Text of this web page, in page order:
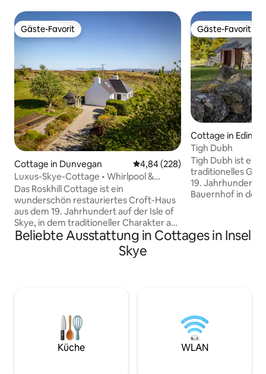
Gäste-Favorit
Gäste-Favorit
Cottage in Dunvegan Durchschnittliche Bewertung:
4,84 (228)
Luxus-Skye-Cottage • Whirlpool &
Grillhütte
Das Roskhill Cottage ist ein
wunderschön restauriertes Croft-Haus
aus dem 19. Jahrhundert auf der Isle of
Skye, in dem traditioneller Charakter auf
modernen Komfort trifft. Es liegt auf 3
privaten Hektar und bietet Blick auf das
Meer und die Cuillins, einen gemütlichen
eingerichtet und komplett für einen
erholsamen Aufenthalt ausgestattet.
Nur 1 Meile von Dunvegan entfernt und
in der Nähe von Top-Restaurants,
Gäste-Favorit
Gäste-Favorit
Cottage in
Tigh Dubh
Tigh Dubh ist ein
traditionelles
19. Jahrhundert
Bauernhof in der
Ferienhaus ist
Geschichte,
können dir mit
Empfehlungen
helfen, dass du
ausgewählt hast,
Beliebte Ausstattung in Cottages in Insel
Skye
Küche WLAN